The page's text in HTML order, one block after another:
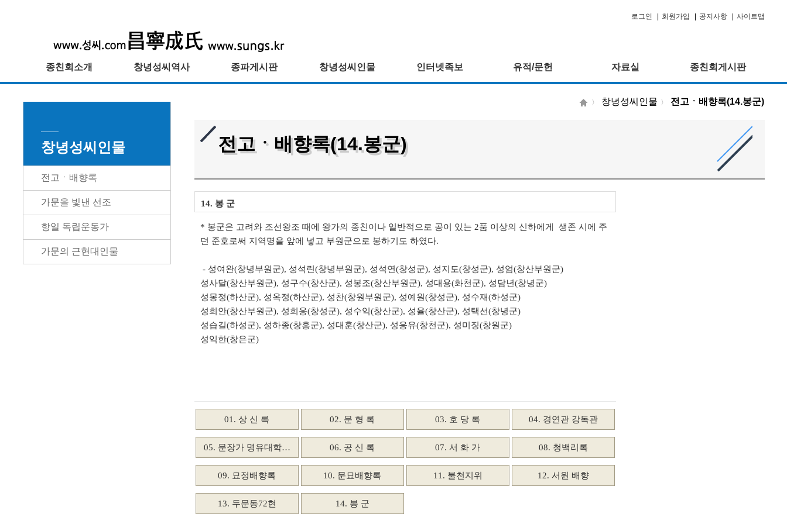
로그인 회원가입 공지사항 사이트맵
종친회소개 창녕성씨역사 종파게시판 창녕성씨인물 인터넷족보 유적/문헌 자료실 종친회게시판
창녕성씨인물
전고ㆍ배향록
가문을 빛낸 선조
항일 독립운동가
가문의 근현대인물
〉 창녕성씨인물 〉 전고ㆍ배향록(14.봉군)
전고ㆍ배향록(14.봉군)
14. 봉 군
* 봉군은 고려와 조선왕조 때에 왕가의 종친이나 일반적으로 공이 있는 2품 이상의 신하에게 생존 시에 주
던 준호로써 지역명을 앞에 넣고 부원군으로 봉하기도 하였다.
- 성여완(창녕부원군), 성석린(창녕부원군), 성석연(창성군), 성지도(창성군), 성엄(창산부원군)
성사달(창산부원군), 성구수(창산군), 성봉조(창산부원군), 성대용(화천군), 성담년(창녕군)
성몽정(하산군), 성옥정(하산군), 성찬(창원부원군), 성예원(창성군), 성수재(하성군)
성희안(창산부원군), 성희옹(창성군), 성수익(창산군), 성율(창산군), 성택선(창녕군)
성습길(하성군), 성하종(창흥군), 성대훈(창산군), 성응유(창천군), 성미징(창원군)
성익한(창은군)
01. 상 신 록 02. 문 형 록 03. 호 당 록 04. 경연관 강독관
05. 문장가 명유대학… 06. 공 신 록 07. 서 화 가 08. 청백리록
09. 묘정배향록 10. 문묘배향록 11. 불천지위 12. 서원 배향
13. 두문동72현 14. 봉 군